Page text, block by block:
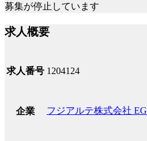
募集が停止しています
求人概要
求人番号 1204124
企業 フジアルテ株式会社 EG